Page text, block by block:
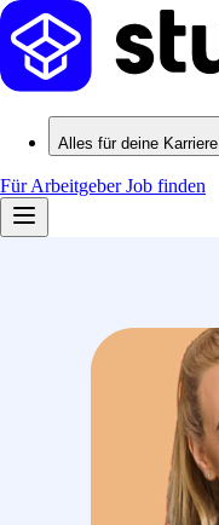
Alles für deine Karriere
Für ArbeitgeberJob finden